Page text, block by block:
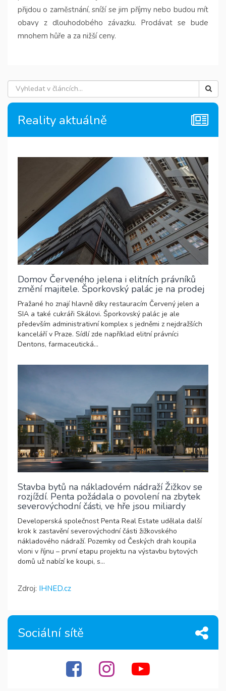
přijdou o zaměstnání, sníží se jim příjmy nebo budou mít
obavy z dlouhodobého závazku. Prodávat se bude
mnohem hůře a za nižší ceny.
Reality aktuálně
Domov Červeného jelena i elitních právníků
změní majitele. Šporkovský palác je na prodej
Pražané ho znají hlavně díky restauracím Červený jelen a
SIA a také cukráři Skálovi. Šporkovský palác je ale
především administrativní komplex s jedněmi z nejdražších
kanceláří v Praze. Sídlí zde například elitní právníci
Dentons, farmaceutická...
Stavba bytů na nákladovém nádraží Žižkov se
rozjíždí. Penta požádala o povolení na zbytek
severovýchodní části, ve hře jsou miliardy
Developerská společnost Penta Real Estate udělala další
krok k zastavění severovýchodní části žižkovského
nákladového nádraží. Pozemky od Českých drah koupila
vloni v říjnu – první etapu projektu na výstavbu bytových
domů už nabízí ke koupi, s...
Zdroj: IHNED.cz
Sociální sítě